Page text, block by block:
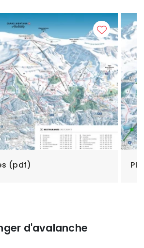
(pdf)
d'avalanche